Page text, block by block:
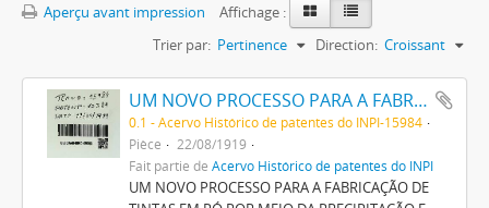
Aperçu avant impression
Affichage :
Trier par: Pertinence Direction: Croissant
UM NOVO PROCESSO PARA A FABRICAÇÃO DE TINTAS EM PÓ POR MEIO DA PRECIPITAÇÃO E FIXAÇÃO DE TINTAS ANILINAS SOBRE CORPOS MINERAES
0.1 - Acervo Histórico de patentes do INPI-15984
Pièce
22/08/1919
Fait partie de Acervo Histórico de patentes do INPI
UM NOVO PROCESSO PARA A FABRICAÇÃO DE